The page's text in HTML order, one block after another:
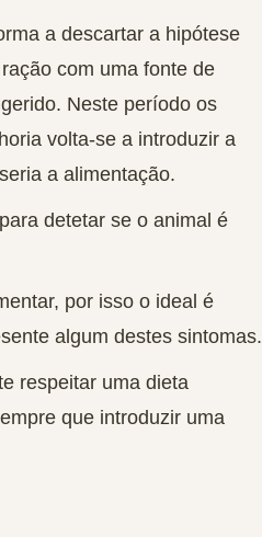
a descartar a hipótese
com uma fonte de
Neste período os
volta-se a introduzir a
a alimentação.
detetar se o animal é
por isso o ideal é
algum destes sintomas.
respeitar uma dieta
que introduzir uma